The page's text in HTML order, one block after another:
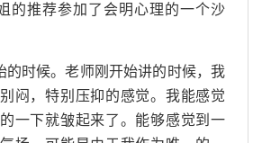
的推荐参加了会明心理的一个沙
的时候。老师刚开始讲的时候，我
闷，特别压抑的感觉。我能感觉
一下就皱起来了。能够感觉到一